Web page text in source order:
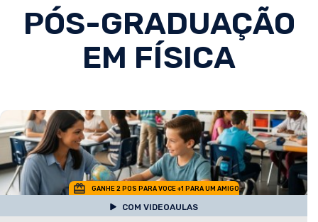
PÓS-GRADUAÇÃO
EM FÍSICA
GANHE 2 POS PARA VOCE +1 PARA UM AMIGO
COM VIDEOAULAS